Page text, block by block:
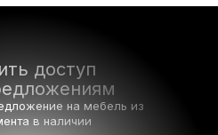
доступ
на мебель из
в наличии